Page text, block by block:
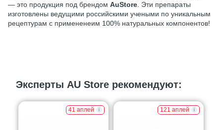
— это продукция под брендом AuStore. Эти препараты
изготовлены ведущими российскими учеными по уникальным
рецептурам с примененеим 100% натуральных компонентов!
Эксперты AU Store рекомендуют:
41 аплей 121 аплей